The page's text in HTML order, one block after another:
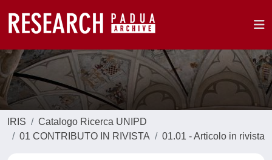
IRIS
Catalogo Ricerca UNIPD
01 CONTRIBUTO IN RIVISTA
01.01 - Articolo in rivista